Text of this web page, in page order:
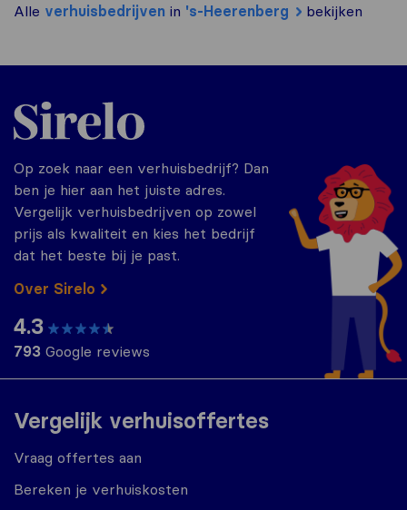
Alle verhuisbedrijven in 's-Heerenberg bekijken
Vergelijk verhuisoffertes
Vraag offertes aan
Bereken je verhuiskosten
Sirelo.nl
Op zoek naar een verhuisbedrijf? Dan
ben je hier aan het juiste adres.
Vergelijk verhuisbedrijven op zowel
prijs als kwaliteit en kies het bedrijf
dat het beste bij je past.
Over Sirelo
4.3
793 Google reviews